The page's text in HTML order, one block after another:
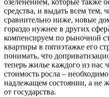
озеленением, которые также
средства, и выдать всем тем,
сравнительно ниже, новые
гораздо нужнее в других
компенсируем по рыночной
квартиры в пятиэтажке его
понимать, что
теперь жилье каждого из нас
стоимость росла –
надлежащем состоянии, а не
от государства.